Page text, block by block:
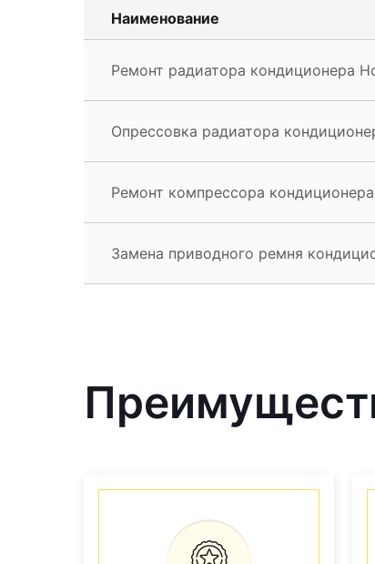
Наименование
Ремонт радиатора кондиционера
Опрессовка радиатора
Ремонт компрессора
Замена приводного ремня